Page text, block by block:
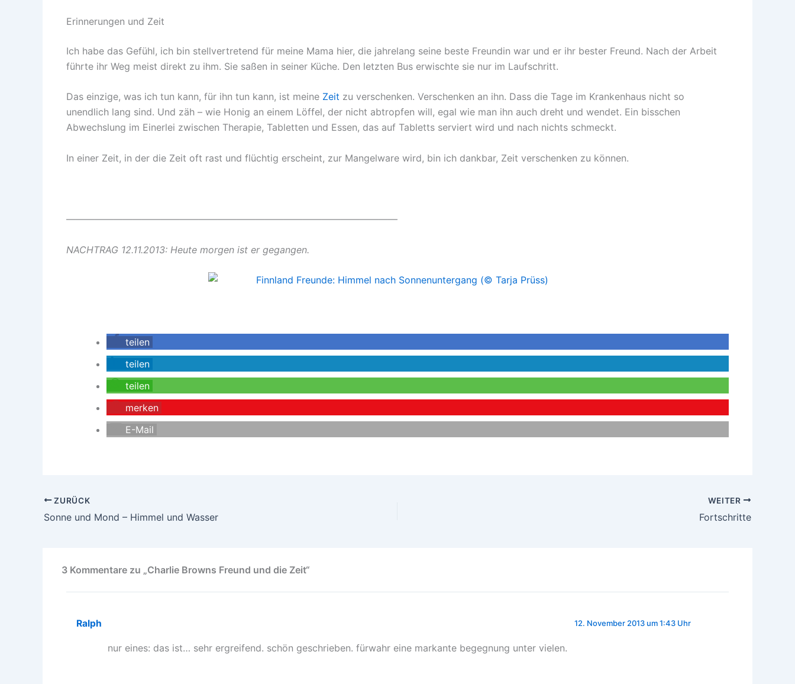
Erinnerungen und Zeit
Ich habe das Gefühl, ich bin stellvertretend für meine Mama hier, die jahrelang seine beste Freundin war und er ihr bester Freund. Nach der Arbeit
führte ihr Weg meist direkt zu ihm. Sie saßen in seiner Küche. Den letzten Bus erwischte sie nur im Laufschritt.
Das einzige, was ich tun kann, für ihn tun kann, ist meine Zeit zu verschenken. Verschenken an ihn. Dass die Tage im Krankenhaus nicht so
unendlich lang sind. Und zäh – wie Honig an einem Löffel, der nicht abtropfen will, egal wie man ihn auch dreht und wendet. Ein bisschen
Abwechslung im Einerlei zwischen Therapie, Tabletten und Essen, das auf Tabletts serviert wird und nach nichts schmeckt.
In einer Zeit, in der die Zeit oft rast und flüchtig erscheint, zur Mangelware wird, bin ich dankbar, Zeit verschenken zu können.
———————————————————————————————————
NACHTRAG 12.11.2013: Heute morgen ist er gegangen.
teilen
teilen
teilen
merken
E-Mail
ZURÜCK
Sonne und Mond – Himmel und Wasser
WEITER
Fortschritte
3 Kommentare zu „Charlie Browns Freund und die Zeit“
Ralph 12. November 2013 um 1:43 Uhr
nur eines: das ist… sehr ergreifend. schön geschrieben. fürwahr eine markante begegnung unter vielen.